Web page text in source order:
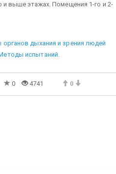
и выше этажах. Помещения 1-го и 2-
дыхания и зрения людей
испытаний.
0 4741 0